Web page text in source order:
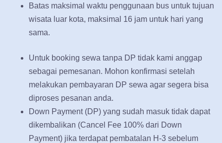
Batas maksimal waktu penggunaan bus untuk tujuan
wisata luar kota, maksimal 16 jam untuk hari yang
sama.
Untuk booking sewa tanpa DP tidak kami anggap
sebagai pemesanan. Mohon konfirmasi setelah
melakukan pembayaran DP sewa agar segera bisa
diproses pesanan anda.
Down Payment (DP) yang sudah masuk tidak dapat
dikembalikan (Cancel Fee 100% dari Down
Payment) jika terdapat pembatalan H-3 sebelum